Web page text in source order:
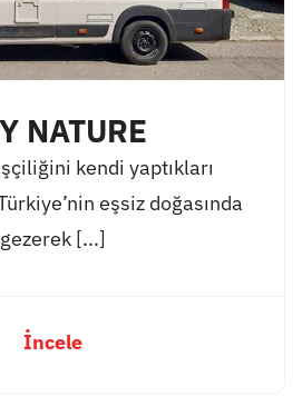
NATURE
kendi yaptıkları
eşsiz doğasında
gezerek [...]
İncele